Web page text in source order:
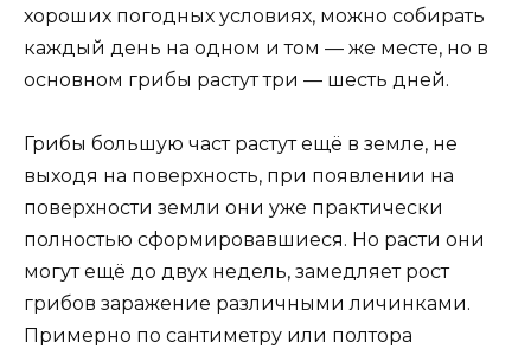
хороших погодных условиях, можно собирать
каждый день на одном и том — же месте, но в
основном грибы растут три — шесть дней.
Грибы большую част растут ещё в земле, не
выходя на поверхность, при появлении на
поверхности земли они уже практически
полностью сформировавшиеся. Но расти они
могут ещё до двух недель, замедляет рост
грибов заражение различными личинками.
Примерно по сантиметру или полтора